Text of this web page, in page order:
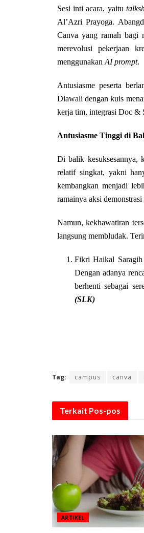
Sesi inti acara, yaitu
Al’Azri Prayoga.
Canva yang ramah bagi
merevolusi pekerjaan
menggunakan AI prompt.
Antusiasme peserta
Diawali dengan kuis
kerja tim, integrasi Doc &
Antusiasme Tinggi di
Di balik kesuksesannya,
relatif singkat, yakni
kembangkan menjadi
ramainya aksi demonstrasi
Namun, kekhawatiran
langsung membludak.
Fikri Haikal Saragih
Dengan adanya
berhenti sebagai
(SLK)
Tag: campus canva
Terkait Pos-pos
ARTIKEL